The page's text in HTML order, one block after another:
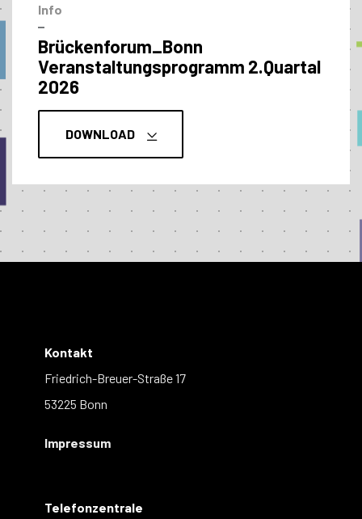
Info
–
Brückenforum_Bonn
Veranstaltungs­programm 2.Quartal
2026
DOWNLOAD
Kontakt
Friedrich-Breuer-Straße 17
53225 Bonn
Impressum
Telefonzentrale